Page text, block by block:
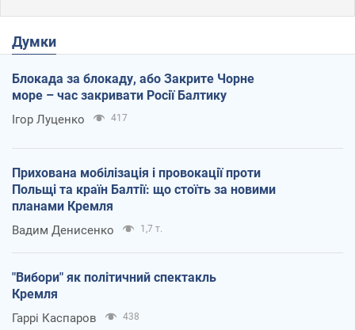
Думки
Блокада за блокаду, або Закрите Чорне
море – час закривати Росії Балтику
Ігор Луценко 417
Прихована мобілізація і провокації проти
Польщі та країн Балтії: що стоїть за новими
планами Кремля
Вадим Денисенко 1,7 т.
"Вибори" як політичний спектакль
Кремля
Гаррі Каспаров 438